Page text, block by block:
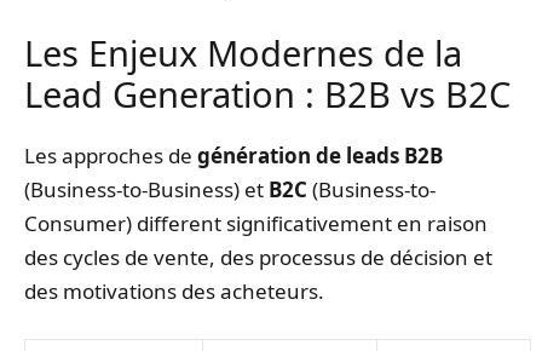
Les Enjeux Modernes de la
Lead Generation : B2B vs B2C
Les approches de génération de leads B2B
(Business-to-Business) et B2C (Business-to-
Consumer) different significativement en raison
des cycles de vente, des processus de décision et
des motivations des acheteurs.